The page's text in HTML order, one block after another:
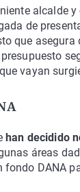
alcalde
de
que asegura
vayan
han decidido
áreas
fondo DANA